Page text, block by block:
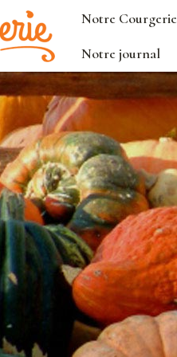
Notre Courgerie
Notre journal